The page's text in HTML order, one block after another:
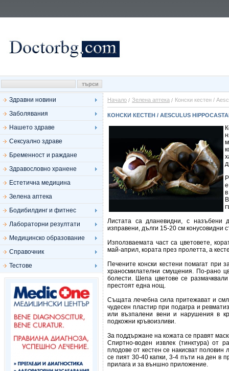
Здравни новини
Заболявания
Нашето здраве
Сексуално здраве
Бременност и раждане
Здравословно хранене
Естетична медицина
Зелена аптека
Бодибилдинг и фитнес
Лабораторни резултати
Медицинско образование
Справочник
Тестове
Начало Зелена аптека Конски кестен /
КОНСКИ КЕСТЕН / AESCULUS
Листата са дланевидни, с назъбени
изправени, дълги 15-20 см конусовидни
Използваемата част са цветовете,
май-април, кората през пролетта, а
Печените конски кестени помагат при
храносмилателни смущения. По-рано
болести. Шепа цветове се
престоят една нощ.
Същата лечебна сила притежават и
чудесен пластир при подагра и
или възпалени вени и нарушения в
подкожни кръвоизливи.
За поддържане на кожата се правят
Спиртно-воден извлек (тинктура) от
плодове от кестен се накисват половин
се пият 30-40 капки, 3-4 пъти на ден в
прилага и за външно приложение.